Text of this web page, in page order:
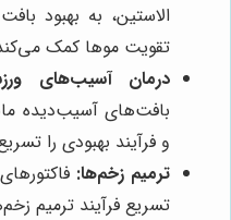
الاستین، به بهبود
تقویت موها کمک
درمان آسیب‌های
بافت‌های آسیب‌دیده
و فرآیند بهبودی را
ترمیم زخم‌ها:
تسریع فرآیند ترمیم